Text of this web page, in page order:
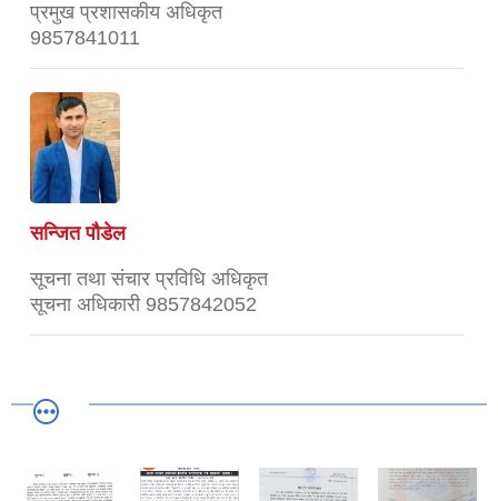
प्रमुख प्रशासकीय अधिकृत
9857841011
सन्जित पौडेल
सूचना तथा संचार प्रविधि अधिकृत
सूचना अधिकारी 9857842052